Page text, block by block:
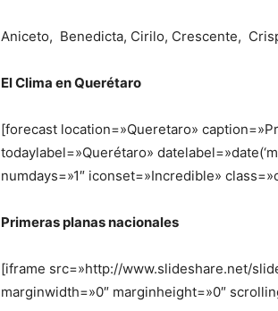
Aniceto, Benedicta, Cirilo, Crescente,
El Clima en Querétaro
[forecast location=»Queretaro»
todaylabel=»Querétaro»
numdays=»1″ iconset=»Incredible»
Primeras planas nacionales
[iframe src=»http://www.slideshare.net/
marginwidth=»0″ marginheight=»0″